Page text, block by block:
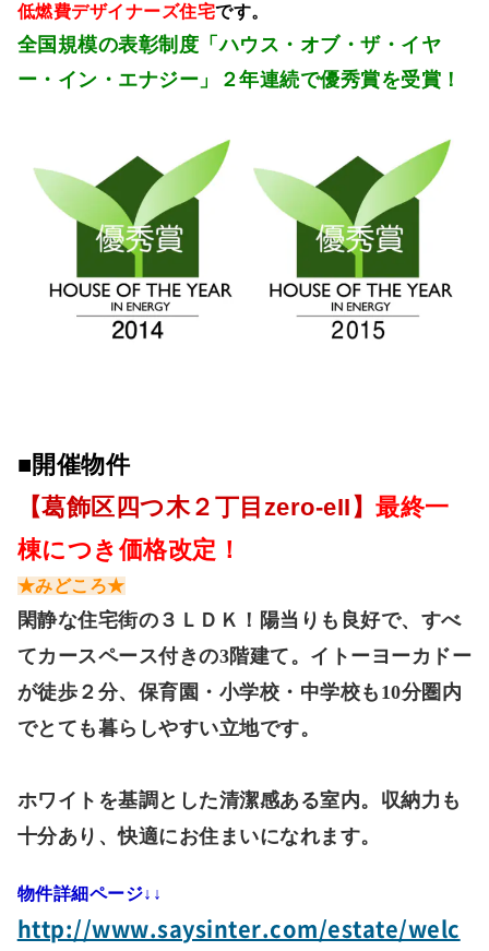
低燃費デザイナーズ住宅です。
全国規模の表彰制度「ハウス・オブ・ザ・イヤ
ー・イン・エナジー」２年連続で優秀賞を受賞！
■開催物件
【葛飾区四つ木２丁目zero-eII】最終一
棟につき価格改定！
★みどころ★
閑静な住宅街の３ＬＤＫ！陽当りも良好で、すべ
てカースペース付きの3階建て。イトーヨーカドー
が徒歩２分、保育園・小学校・中学校も10分圏内
でとても暮らしやすい立地です。
ホワイトを基調とした清潔感ある室内。収納力も
十分あり、快適にお住まいになれます。
物件詳細ページ↓↓
http://www.saysinter.com/estate/welc